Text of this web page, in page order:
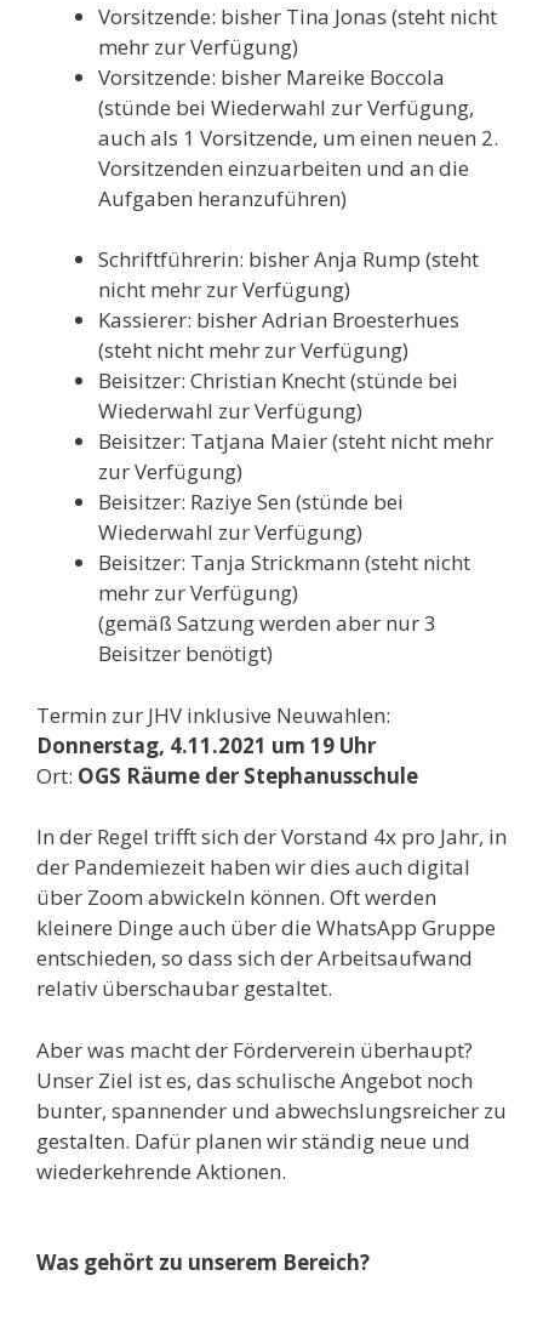
Vorsitzende: bisher Tina Jonas (steht nicht
mehr zur Verfügung)
Vorsitzende: bisher Mareike Boccola
(stünde bei Wiederwahl zur Verfügung,
auch als 1 Vorsitzende, um einen neuen 2.
Vorsitzenden einzuarbeiten und an die
Aufgaben heranzuführen)
Schriftführerin: bisher Anja Rump (steht
nicht mehr zur Verfügung)
Kassierer: bisher Adrian Broesterhues
(steht nicht mehr zur Verfügung)
Beisitzer: Christian Knecht (stünde bei
Wiederwahl zur Verfügung)
Beisitzer: Tatjana Maier (steht nicht mehr
zur Verfügung)
Beisitzer: Raziye Sen (stünde bei
Wiederwahl zur Verfügung)
Beisitzer: Tanja Strickmann (steht nicht
mehr zur Verfügung)
(gemäß Satzung werden aber nur 3
Beisitzer benötigt)
Termin zur JHV inklusive Neuwahlen:
Donnerstag, 4.11.2021 um 19 Uhr
Ort: OGS Räume der Stephanusschule
In der Regel trifft sich der Vorstand 4x pro Jahr, in
der Pandemiezeit haben wir dies auch digital
über Zoom abwickeln können. Oft werden
kleinere Dinge auch über die WhatsApp Gruppe
entschieden, so dass sich der Arbeitsaufwand
relativ überschaubar gestaltet.
Aber was macht der Förderverein überhaupt?
Unser Ziel ist es, das schulische Angebot noch
bunter, spannender und abwechslungsreicher zu
gestalten. Dafür planen wir ständig neue und
wiederkehrende Aktionen.
Was gehört zu unserem Bereich?